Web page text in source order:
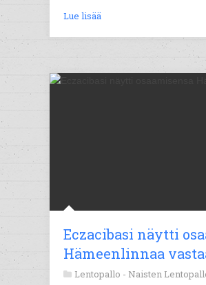
Lue lisää
Eczacibasi näytti
Hämeenlinnaa
Lentopallo - Naisten